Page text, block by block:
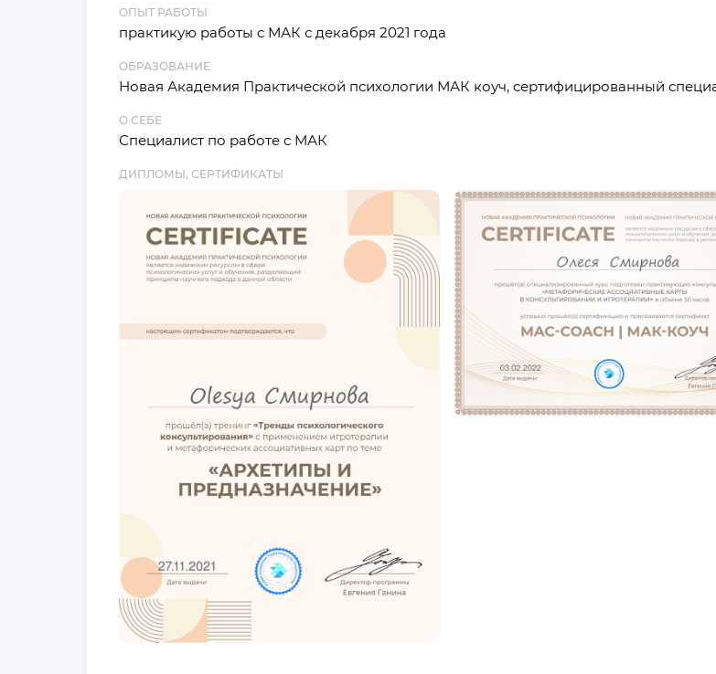
ОПЫТ РАБОТЫ
практикую работы с МАК с декабря 2021 года
ОБРАЗОВАНИЕ
Новая Академия Практической психологии МАК коуч, сертифицированный
О СЕБЕ
Специалист по работе с МАК
ДИПЛОМЫ, СЕРТИФИКАТЫ